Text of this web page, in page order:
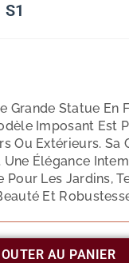
Grande Statue En
Imposant Est
Ou Extérieurs.
Élégance
Les Jardins,
Et
AU PANIER